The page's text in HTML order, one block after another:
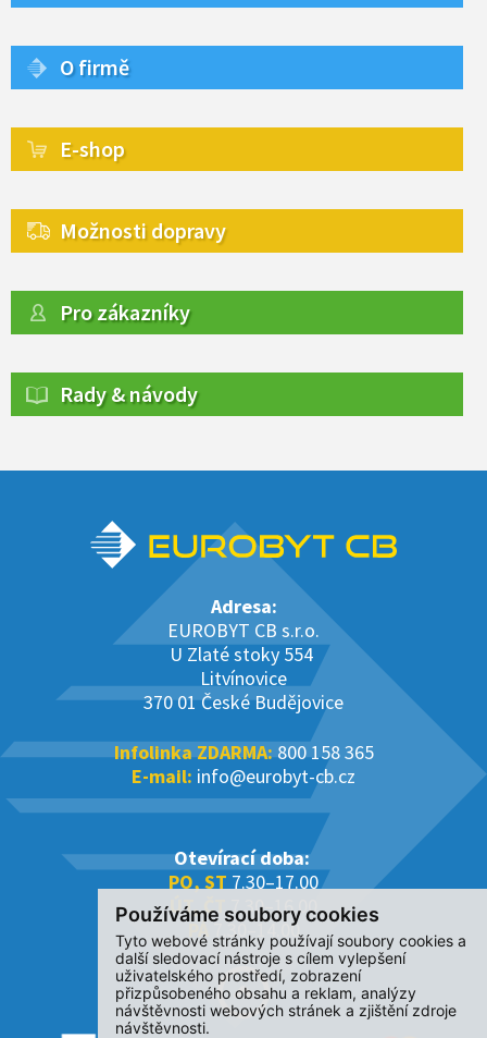
Používáme soubory cookies
Tyto webové stránky používají soubory cookies a
další sledovací nástroje s cílem vylepšení
uživatelského prostředí, zobrazení
přizpůsobeného obsahu a reklam, analýzy
návštěvnosti webových stránek a zjištění zdroje
návštěvnosti.
O firmě
E-shop
Možnosti dopravy
Pro zákazníky
Rady & návody
Adresa:
EUROBYT CB s.r.o.
U Zlaté stoky 554
Litvínovice
370 01 České Budějovice
Infolinka ZDARMA:800 158 365
E-mail: info@eurobyt-cb.cz
Otevírací doba:
PO, ST 7.30–17.00
ÚT, ČT7.30–16.00
PÁ7.30–14.00